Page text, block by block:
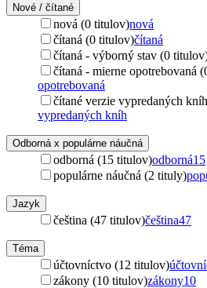
Nové / čítané
nová (0 titulov)nová
čítaná (0 titulov)čítaná
čítaná - výborný stav (0
čítaná - mierne opotrebovaná
opotrebovaná
čítané verzie vypredaných
vypredaných kníh
Odborná x populárne náučná
odborná (15 titulov)odborná15
populárne náučná (2 tituly)
Jazyk
čeština (47 titulov)čeština47
Téma
účtovníctvo (12 titulov)
zákony (10 titulov)zákony10